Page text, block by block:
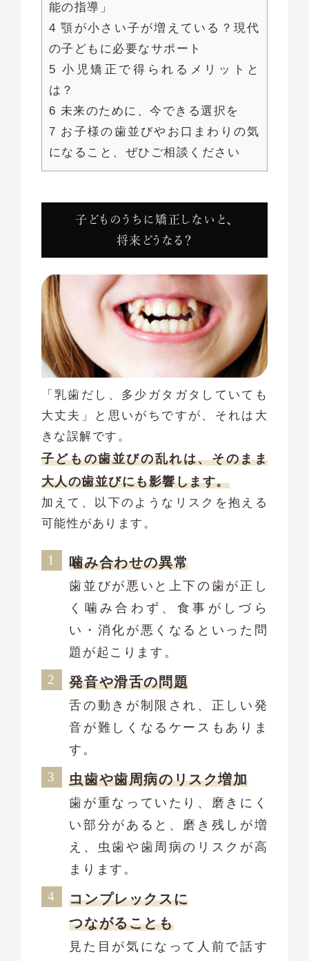
能の指導」
4 顎が小さい子が増えている？現代
の子どもに必要なサポート
5 小児矯正で得られるメリットと
は？
6 未来のために、今できる選択を
7 お子様の歯並びやお口まわりの気
になること、ぜひご相談ください
子どものうちに矯正しないと、
将来どうなる？
「乳歯だし、多少ガタガタしていても
大丈夫」と思いがちですが、それは大
きな誤解です。
子どもの歯並びの乱れは、そのまま
大人の歯並びにも影響します。
加えて、以下のようなリスクを抱える
可能性があります。
噛み合わせの異常
歯並びが悪いと上下の歯が正し
く噛み合わず、食事がしづら
い・消化が悪くなるといった問
題が起こります。
発音や滑舌の問題
舌の動きが制限され、正しい発
音が難しくなるケースもありま
す。
虫歯や歯周病のリスク増加
歯が重なっていたり、磨きにく
い部分があると、磨き残しが増
え、虫歯や歯周病のリスクが高
まります。
コンプレックスに
つながることも
見た目が気になって人前で話す